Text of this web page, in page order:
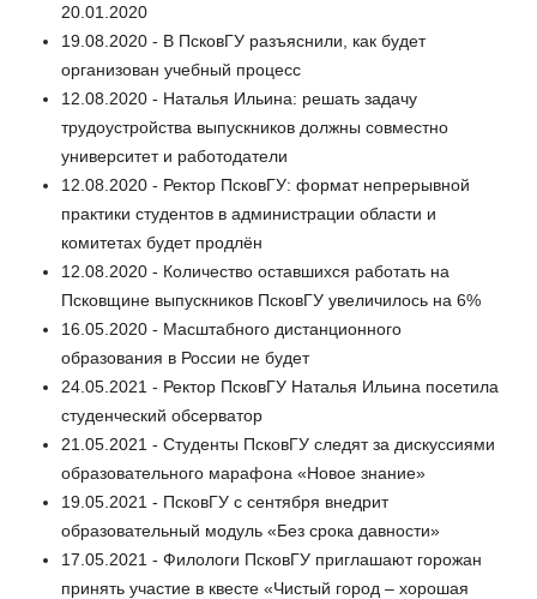
20.01.2020
19.08.2020 - В ПсковГУ разъяснили, как будет
организован учебный процесс
12.08.2020 - Наталья Ильина: решать задачу
трудоустройства выпускников должны совместно
университет и работодатели
12.08.2020 - Ректор ПсковГУ: формат непрерывной
практики студентов в администрации области и
комитетах будет продлён
12.08.2020 - Количество оставшихся работать на
Псковщине выпускников ПсковГУ увеличилось на 6%
16.05.2020 - Масштабного дистанционного
образования в России не будет
24.05.2021 - Ректор ПсковГУ Наталья Ильина посетила
студенческий обсерватор
21.05.2021 - Студенты ПсковГУ следят за дискуссиями
образовательного марафона «Новое знание»
19.05.2021 - ПсковГУ с сентября внедрит
образовательный модуль «Без срока давности»
17.05.2021 - Филологи ПсковГУ приглашают горожан
принять участие в квесте «Чистый город – хорошая